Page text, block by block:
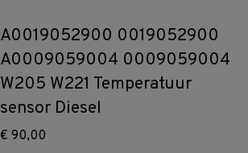
A0019052900 0019052900
A0009059004 0009059004
W205 W221 Temperatuur
sensor Diesel
€ 90,00